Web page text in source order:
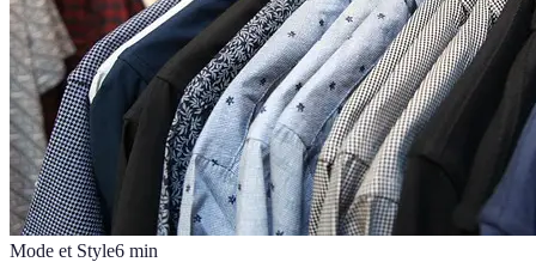
Mode et Style6 min